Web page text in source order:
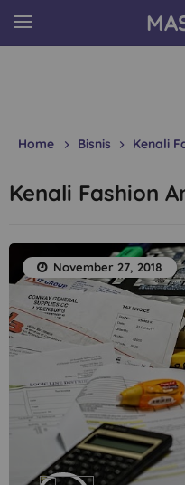
Home Bisnis Kenali
Kenali Fashion
November 27, 2018